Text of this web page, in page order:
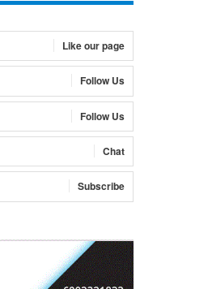
Like our page
Follow Us
Follow Us
Chat
Subscribe